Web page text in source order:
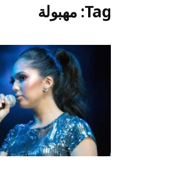
Tag: مهبولة